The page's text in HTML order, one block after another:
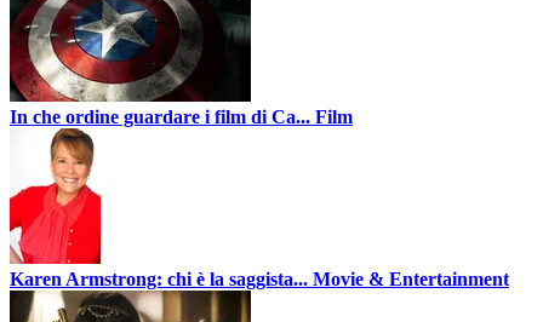
In che ordine guardare i film di Ca... Film
Karen Armstrong: chi è la saggista... Movie & Entertainment